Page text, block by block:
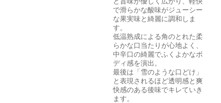
で滑らかな酸味がジューシー
な果実味と綺麗に調和しま
す。
低温熟成による角のとれた柔
らかな口当たりが心地よく、
中辛口の綺麗でふくよかなボ
ディ感を演出。
最後は「雪のような口どけ」
と表現されるほど透明感と爽
快感のある後味でキレていき
ます。